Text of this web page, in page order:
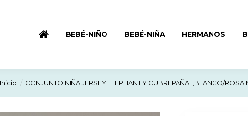
BEBÉ-NIÑO BEBÉ-NIÑA HERMANOS
Inicio CONJUNTO NIÑA JERSEY ELEPHANT Y CUBREPAÑAL,BLANCO/ROSA